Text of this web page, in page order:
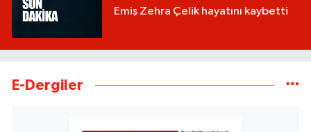
Emiş Zehra Çelik hayatını kaybetti
E-Dergiler